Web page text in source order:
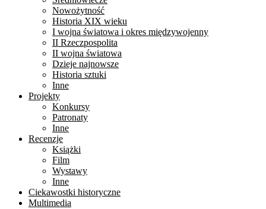
Nowożytność
Historia XIX wieku
I wojna światowa i okres międzywojenny
II Rzeczpospolita
II wojna światowa
Dzieje najnowsze
Historia sztuki
Inne
Projekty
Konkursy
Patronaty
Inne
Recenzje
Książki
Film
Wystawy
Inne
Ciekawostki historyczne
Multimedia